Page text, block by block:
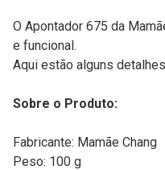
O Apontador 675 da
e funcional.
Aqui estão alguns
Sobre o Produto:
Fabricante: Mamãe Chang
Peso: 100 g